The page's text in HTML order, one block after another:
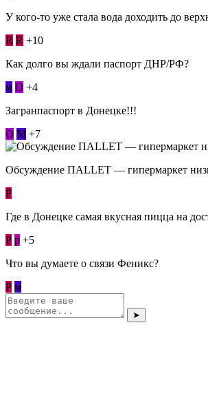
У кого-то уже стала вода доходить до
R R +10
Как долго вы ждали паспорт ДНР/РФ?
м О +4
Загранпаспорт в Донецке!!!
О М +7
Обсуждение ПАLLЕТ — гипермаркет
Р
Где в Донецке самая вкусная пицца на
Р p +5
Что вы думаете о связи Феникс?
Р м
➤